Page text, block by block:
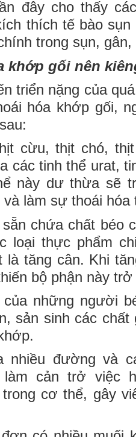
đây cho thấy
thích tế bào
trong sụn,
khớp gối nên
triển nặng của
hóa khớp gối,
cừu, thịt chó,
các tinh thể urat,
này dư thừa sẽ
làm sự thoái
chứa chất béo
loại thực phẩm
là tăng cân. Khi
bộ phận này
những người
sản sinh các chất
đường và
cản trở việc
cơ thể, gây